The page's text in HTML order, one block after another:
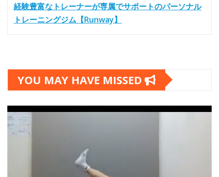
経験豊富なトレーナーが専属でサポートのパーソナル
トレーニングジム【Runway】
YOU MAY HAVE MISSED